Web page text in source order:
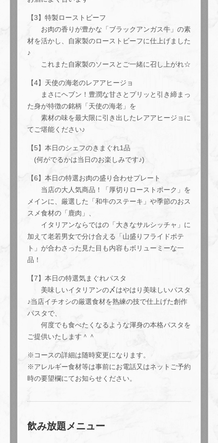
【3】特製ローストビーフ
お肉の香りが豊かな「ブラックアンガス牛」の素
材を活かし、自家製のローストビーフに仕上げました
♪
これまた自家製のソースとご一緒に召し上がれ☆
【4】天使の海老のレアアヒージョ
まさにヘブン！豊潤な甘さとプリッと引き締まっ
た身が特徴の銘柄「天使の海老」を
素材の味を最大限に引き出したレアアヒージョに
てご堪能ください♪
【5】本日のシェフのきまぐれ1品
(何がでるかは当日のお楽しみです♪)
【6】本日の特選お肉の盛り合わせプレート
当店の大人気商品！「厚切りローストポーク」を
メインに、厳選した「和牛のステーキ」や季節のおス
スメ食材の「鹿肉」、
イタリアンならではの「大きなサルシッチャ」に
加えて老若男女で分け合える「山盛りフライドポテ
ト」が合わさった見た目も内容もボリューミーな一
品！
【7】本日の特選気まぐれパスタ
美味しいイタリアンの〆はやはり美味しいパスタ
♪当店イチオシの厳選食材を熟練の技で仕上げた創作
パスタで、
何度でも食べたくなるような渾身の本格パスタを
ご提供いたします＾＾
※コースの詳細は随時変更になります。
※アレルギー食材等は事前にお電話又はネットご予約
時の要望欄にてお知らせください。
飲み放題メニュー